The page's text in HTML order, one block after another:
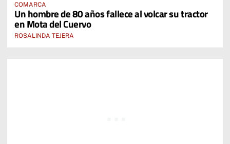
COMARCA
Un hombre de 80 años fallece al volcar su tractor
en Mota del Cuervo
ROSALINDA TEJERA